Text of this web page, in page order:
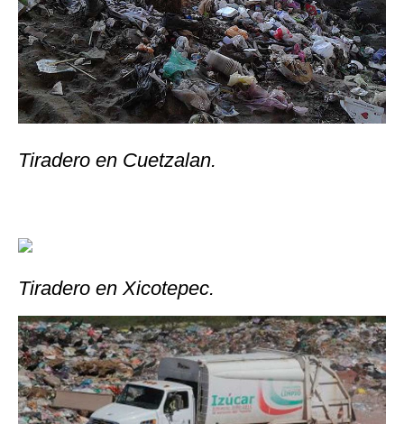
Tiradero en Cuetzalan.
Tiradero en Xicotepec.